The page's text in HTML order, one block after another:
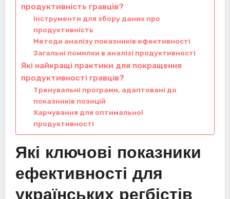
продуктивність гравців?
Інструменти для збору даних про
продуктивність
Методи аналізу показників ефективності
Загальні помилки в аналізі продуктивності
Які найкращі практики для покращення
продуктивності гравців?
Тренувальні програми, адаптовані до
показників позицій
Харчування для оптимальної
продуктивності
Які ключові показники
ефективності для